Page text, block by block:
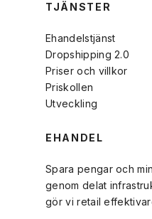
TJÄNSTER
Ehandelstjänst
Dropshipping 2.0
Priser och villkor
Priskollen
Utveckling
EHANDEL
Spara pengar och
genom delat
gör vi retail